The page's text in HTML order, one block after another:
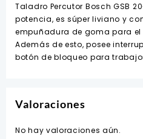
RE
BOSCH
cantidad
Taladro Percutor Bosch GSB
potencia, es súper liviano y
empuñadura de goma para
Además de esto, posee
botón de bloqueo para
Valoraciones
No hay valoraciones aún.